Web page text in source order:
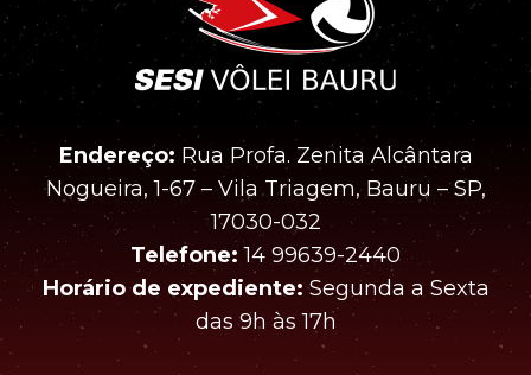
Endereço: Rua Profa. Zenita Alcântara
Nogueira, 1-67 – Vila Triagem, Bauru – SP,
17030-032
Telefone: 14 99639-2440
Horário de expediente:Segunda a Sexta
das 9h às 17h